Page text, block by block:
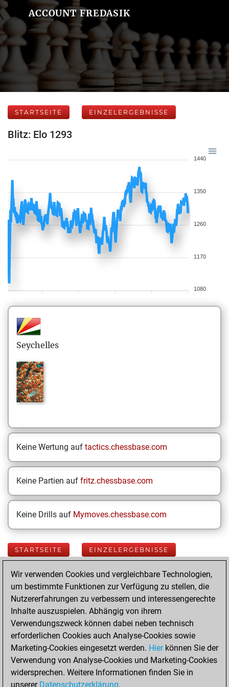
ACCOUNT FREDASIK
STARTSEITE EINZELERGEBNISSE
Blitz: Elo 1293
1440
1350
1260
1170
1080
Seychelles
Keine Wertung auf tactics.chessbase.com
Keine Partien auf fritz.chessbase.com
Keine Drills auf Mymoves.chessbase.com
STARTSEITE EINZELERGEBNISSE
Your Latest App
Activity
Today
You played 400
blitz games
Play
You scored
Wir verwenden Cookies und vergleichbare Technologien,
um bestimmte Funktionen zur Verfügung zu stellen, die
Nutzererfahrungen zu verbessern und interessengerechte
Inhalte auszuspielen. Abhängig von ihrem
Verwendungszweck können dabei neben technisch
erforderlichen Cookies auch Analyse-Cookies sowie
Marketing-Cookies eingesetzt werden. Hierkönnen Sie der
Verwendung von Analyse-Cookies und Marketing-Cookies
widersprechen. Weitere Informationen finden Sie in
unserer Datenschutzerklärung.